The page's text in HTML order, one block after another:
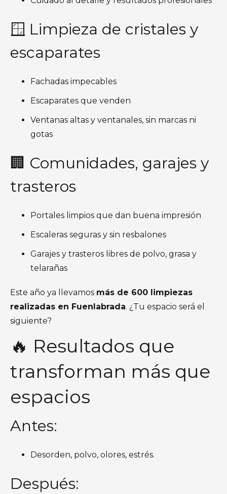
🪟 Limpieza de cristales y
escaparates
Fachadas impecables
Escaparates que venden
Ventanas altas y ventanales, sin marcas ni
gotas
🏢 Comunidades, garajes y
trasteros
Portales limpios que dan buena impresión
Escaleras seguras y sin resbalones
Garajes y trasteros libres de polvo, grasa y
telarañas
Este año ya llevamos más de 600 limpiezas
realizadas en Fuenlabrada. ¿Tu espacio será el
siguiente?
🔥 Resultados que
transforman más que
espacios
Antes:
Desorden, polvo, olores, estrés.
Después: